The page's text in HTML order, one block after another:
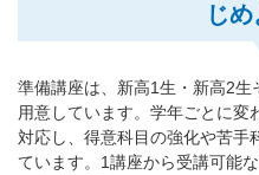
じめ
準備講座は、新高1生・新高2
用意しています。学年ごとに変
対応し、得意科目の強化や苦手
ています。1講座から受講可能